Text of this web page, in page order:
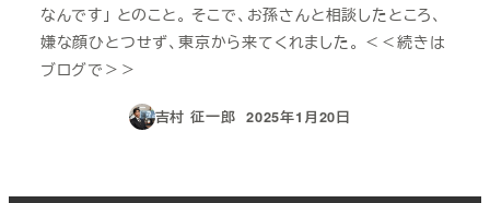
なんです」 とのこと。 そこで、お孫さんと相談したところ、
嫌な顔ひとつせず、東京から来てくれました。 ＜＜続きは
ブログで＞＞
吉村 征一郎
投稿日
2025年1月20日